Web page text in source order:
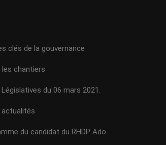
clés de la gouvernance
les chantiers
du 06 mars 2021.
du candidat du RHDP Ado